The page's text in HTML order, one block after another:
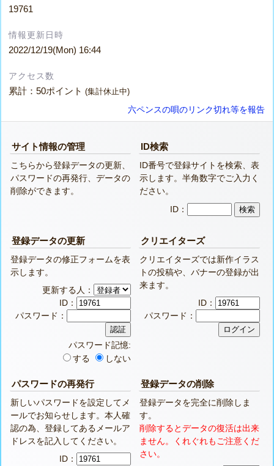
19761
情報更新日時
2022/12/19(Mon) 16:44
アクセス数
累計：50ポイント(集計休止中)
六ペンスの唄のリンク切れ等を報告
サイト情報の管理
こちらから登録データの更新、
パスワードの再発行、データの
削除ができます。
ID検索
ID番号で登録サイトを検索、表
示します。半角数字でご入力く
ださい。
ID：
登録データの更新
登録データの修正フォームを表
示します。
更新する人：
ID：
パスワード：
パスワード記憶:
する
しない
クリエイターズ
クリエイターズでは新作イラス
トの投稿や、バナーの登録が出
来ます。
ID：
パスワード：
パスワードの再発行
新しいパスワードを設定してメ
ールでお知らせします。本人確
認の為、登録してあるメールア
ドレスを記入してください。
ID：
登録データの削除
登録データを完全に削除しま
す。
削除するとデータの復活は出来
ません。くれぐれもご注意くだ
さい。